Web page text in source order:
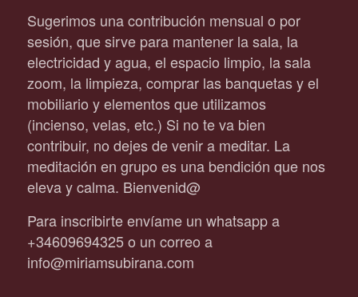
Sugerimos una contribución mensual o por
sesión, que sirve para mantener la sala, la
electricidad y agua, el espacio limpio, la sala
zoom, la limpieza, comprar las banquetas y el
mobiliario y elementos que utilizamos
(incienso, velas, etc.) Si no te va bien
contribuir, no dejes de venir a meditar. La
meditación en grupo es una bendición que nos
eleva y calma. Bienvenid@
Para inscribirte envíame un whatsapp a
+34609694325 o un correo a
info@miriamsubirana.com